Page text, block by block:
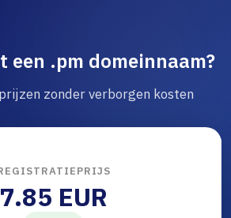
een .pm domeinnaam?
zonder verborgen kosten
7.85 EUR